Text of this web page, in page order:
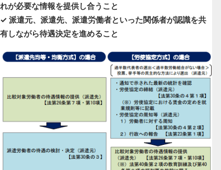
れが必要な情報を提供し合うこと
✓ 派遣元、派遣先、派遣労働者といった関係者が認識を共
有しながら待遇決定を進めること